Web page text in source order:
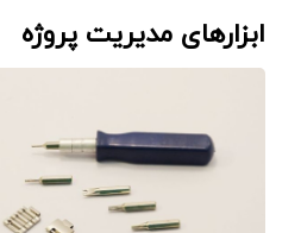
ابزارهای مدیریت پروژه